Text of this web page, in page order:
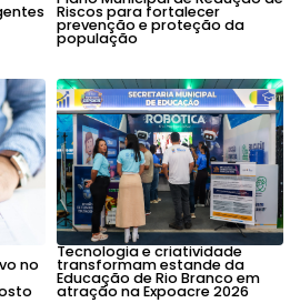
Riscos para fortalecer
prevenção e proteção da
população
no
Tecnologia e criatividade
transformam estande da
Educação de Rio Branco em
atração na Expoacre 2026